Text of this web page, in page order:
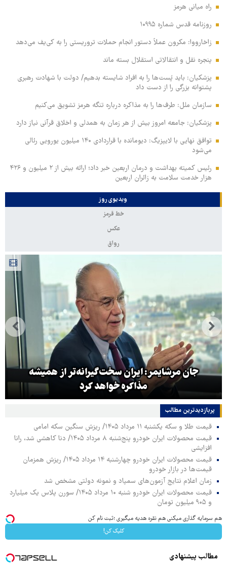
راه میانی هرمز
روزنامه قدس شماره ۱۰۹۹۵
زاخارووا: مکرون عملاً دستور انجام حملات تروریستی را به کی‌یف می‌دهد
پنجره‌ نقل و انتقالاتی استقلال بسته ماند
پزشکیان: باید پُست‌ها را به افراد شایسته بدهیم/ دولت با شهادت رهبری
پشتوانه بزرگی را از دست داد
سازمان ملل: طرف‌ها را به مذاکره درباره تنگه هرمز تشویق می‌کنیم
پزشکیان: جامعه امروز بیش از هر زمان به همدلی و اخلاق قرآنی نیاز دارد
توافق نهایی با لایپزیگ: دیومانده با قراردادی ۱۴۰ میلیون یورویی رئالی
می‌شود
رئیس کمیته بهداشت و درمان اربعین خبر داد؛ ارائه بیش از ۲ میلیون و ۴۲۶
هزار خدمت سلامت به زائران اربعین
ویدیوی روز
خط قرمز
عکس
رواق
جان مرشایمر: ایران سخت‌گیرانه‌تر از همیشه
مذاکره خواهد کرد
پربازدیدترین‌ مطالب
قیمت طلا و سکه یکشنبه ۱۱ مرداد ۱۴۰۵/ ریزش سنگین سکه امامی
قیمت محصولات ایران خودرو پنج‌شنبه ۸ مرداد ۱۴۰۵/ دنا کاهشی شد، رانا
افزایشی
قیمت محصولات ایران خودرو چهارشنبه ۱۴ مرداد ۱۴۰۵/ ریزش همزمان
قیمت‌ها در بازار خودرو
زمان اعلام نتایج آزمون‌های سمپاد و نمونه دولتی مشخص شد
قیمت محصولات ایران خودرو شنبه ۱۰ مرداد ۱۴۰۵/ سورن پلاس یک میلیارد
و ۹۰۵ میلیون تومان
هم سرمایه گذاری میکنی هم نقره هدیه میگیری ؛ثبت نام کن
کلیک کن!
مطالب پیشنهادی